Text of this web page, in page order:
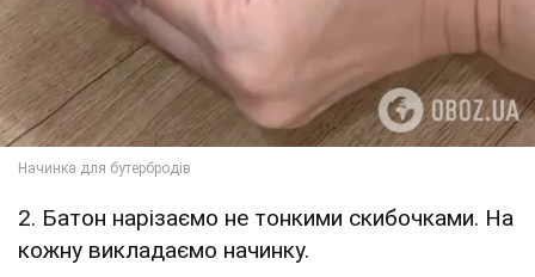
2. Батон нарізаємо не тонкими скибочками. На
кожну викладаємо начинку.